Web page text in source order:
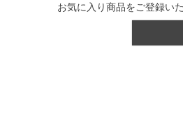
お気に入り商品をご登録い